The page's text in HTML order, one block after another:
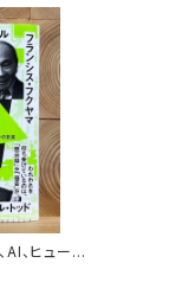
、ヒューマ